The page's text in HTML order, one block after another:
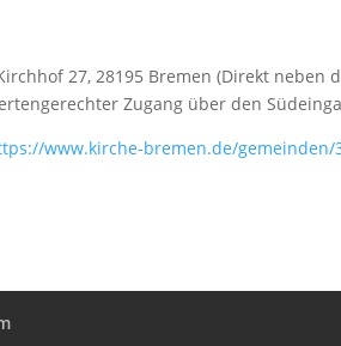
27, 28195 Bremen (Direkt neben
Zugang über den
www.kirche-bremen.de/gemeinden/